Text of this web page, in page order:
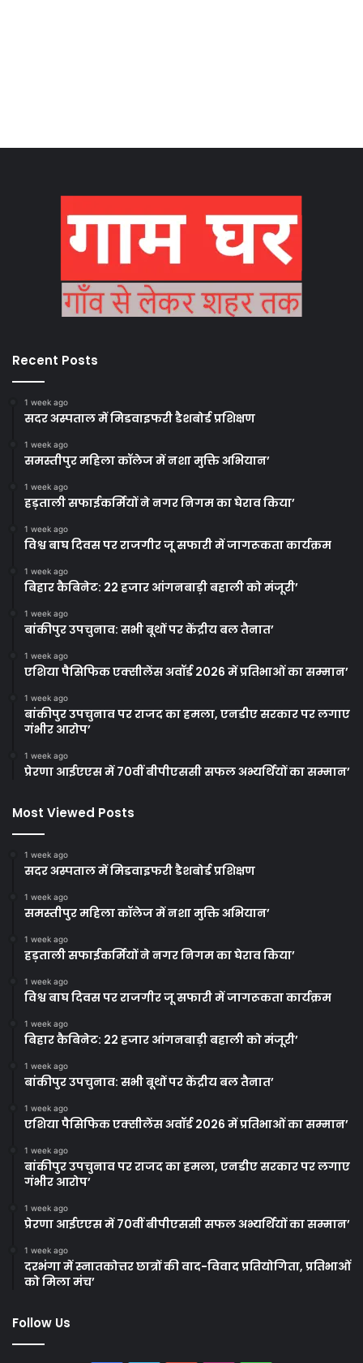
Recent Posts
1 week ago
सदर अस्पताल में मिडवाइफरी डैशबोर्ड प्रशिक्षण
1 week ago
समस्तीपुर महिला कॉलेज में नशा मुक्ति अभियान’
1 week ago
हड़ताली सफाईकर्मियों ने नगर निगम का घेराव किया’
1 week ago
विश्व बाघ दिवस पर राजगीर जू सफारी में जागरूकता कार्यक्रम
1 week ago
बिहार कैबिनेट: 22 हजार आंगनबाड़ी बहाली को मंजूरी’
1 week ago
बांकीपुर उपचुनाव: सभी बूथों पर केंद्रीय बल तैनात’
1 week ago
एशिया पैसिफिक एक्सीलेंस अवॉर्ड 2026 में प्रतिभाओं का सम्मान’
1 week ago
बांकीपुर उपचुनाव पर राजद का हमला, एनडीए सरकार पर लगाए
गंभीर आरोप’
1 week ago
प्रेरणा आईएएस में 70वीं बीपीएससी सफल अभ्यर्थियों का सम्मान’
Most Viewed Posts
1 week ago
सदर अस्पताल में मिडवाइफरी डैशबोर्ड प्रशिक्षण
1 week ago
समस्तीपुर महिला कॉलेज में नशा मुक्ति अभियान’
1 week ago
हड़ताली सफाईकर्मियों ने नगर निगम का घेराव किया’
1 week ago
विश्व बाघ दिवस पर राजगीर जू सफारी में जागरूकता कार्यक्रम
1 week ago
बिहार कैबिनेट: 22 हजार आंगनबाड़ी बहाली को मंजूरी’
1 week ago
बांकीपुर उपचुनाव: सभी बूथों पर केंद्रीय बल तैनात’
1 week ago
एशिया पैसिफिक एक्सीलेंस अवॉर्ड 2026 में प्रतिभाओं का सम्मान’
1 week ago
बांकीपुर उपचुनाव पर राजद का हमला, एनडीए सरकार पर लगाए
गंभीर आरोप’
1 week ago
प्रेरणा आईएएस में 70वीं बीपीएससी सफल अभ्यर्थियों का सम्मान’
1 week ago
दरभंगा में स्नातकोत्तर छात्रों की वाद-विवाद प्रतियोगिता, प्रतिभाओं
को मिला मंच’
Follow Us